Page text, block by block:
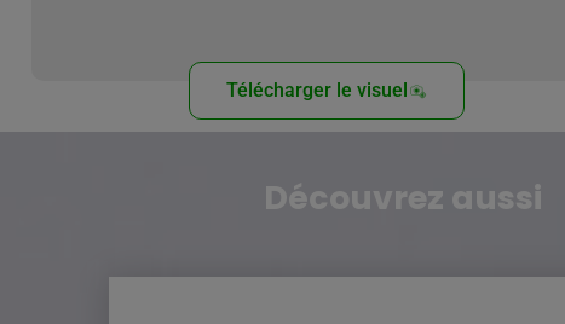
Télécharger le visuel
Découvrez aussi